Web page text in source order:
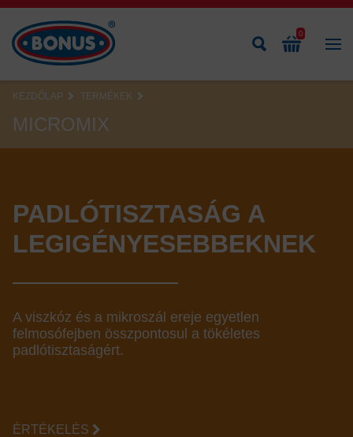
0
KEZDŐLAP TERMÉKEK
MICROMIX
PADLÓTISZTASÁG A
LEGIGÉNYESEBBEKNEK
A viszkóz és a mikroszál ereje egyetlen
felmosófejben összpontosul a tökéletes
padlótisztaságért.
ÉRTÉKELÉS